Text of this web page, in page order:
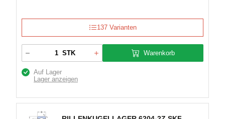
137 Varianten
STK Warenkorb
Auf Lager
Lager anzeigen